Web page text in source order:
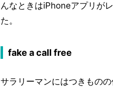
んなときはiPhoneアプリが
た。
fake a call free
サラリーマンにはつきもの